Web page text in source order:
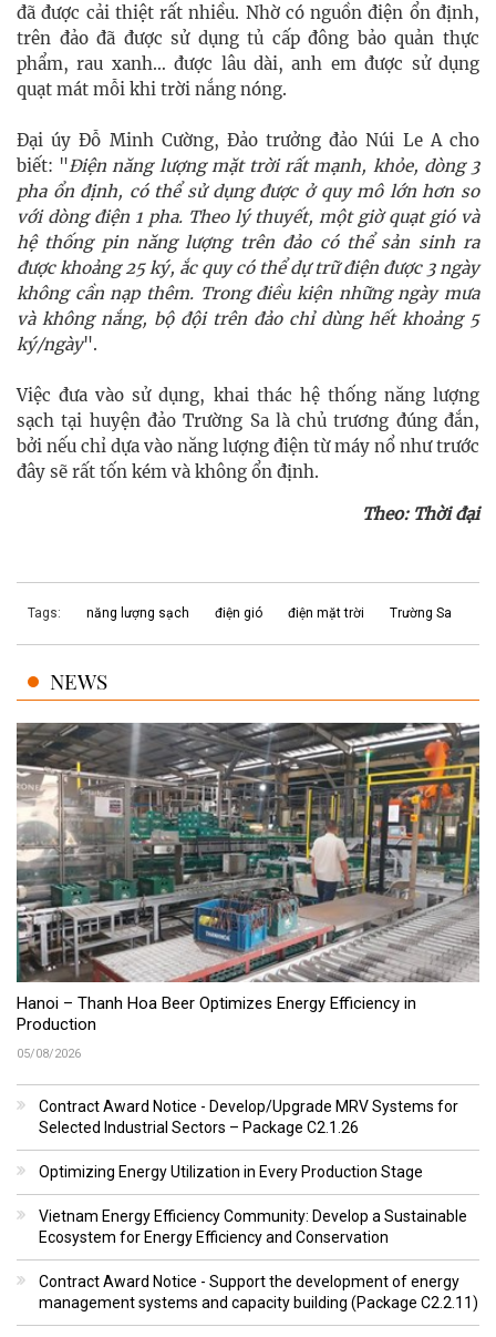
đã được cải thiệt rất nhiều. Nhờ có nguồn điện ổn định,
trên đảo đã được sử dụng tủ cấp đông bảo quản thực
phẩm, rau xanh… được lâu dài, anh em được sử dụng
quạt mát mỗi khi trời nắng nóng.
Đại úy Đỗ Minh Cường, Đảo trưởng đảo Núi Le A cho
biết: "Điện năng lượng mặt trời rất mạnh, khỏe, dòng 3
pha ổn định, có thể sử dụng được ở quy mô lớn hơn so
với dòng điện 1 pha. Theo lý thuyết, một giờ quạt gió và
hệ thống pin năng lượng trên đảo có thể sản sinh ra
được khoảng 25 ký, ắc quy có thể dự trữ điện được 3 ngày
không cần nạp thêm. Trong điều kiện những ngày mưa
và không nắng, bộ đội trên đảo chỉ dùng hết khoảng 5
ký/ngày".
Việc đưa vào sử dụng, khai thác hệ thống năng lượng
sạch tại huyện đảo Trường Sa là chủ trương đúng đắn,
bởi nếu chỉ dựa vào năng lượng điện từ máy nổ như trước
đây sẽ rất tốn kém và không ổn định.
Theo: Thời đại
Tags: năng lượng sạch điện gió điện mặt trời Trường Sa
NEWS
Hanoi – Thanh Hoa Beer Optimizes Energy Efficiency in
Production
05/08/2026
Contract Award Notice - Develop/Upgrade MRV Systems for
Selected Industrial Sectors – Package C2.1.26
Optimizing Energy Utilization in Every Production Stage
Vietnam Energy Efficiency Community: Develop a Sustainable
Ecosystem for Energy Efficiency and Conservation
Contract Award Notice - Support the development of energy
management systems and capacity building (Package C2.2.11)